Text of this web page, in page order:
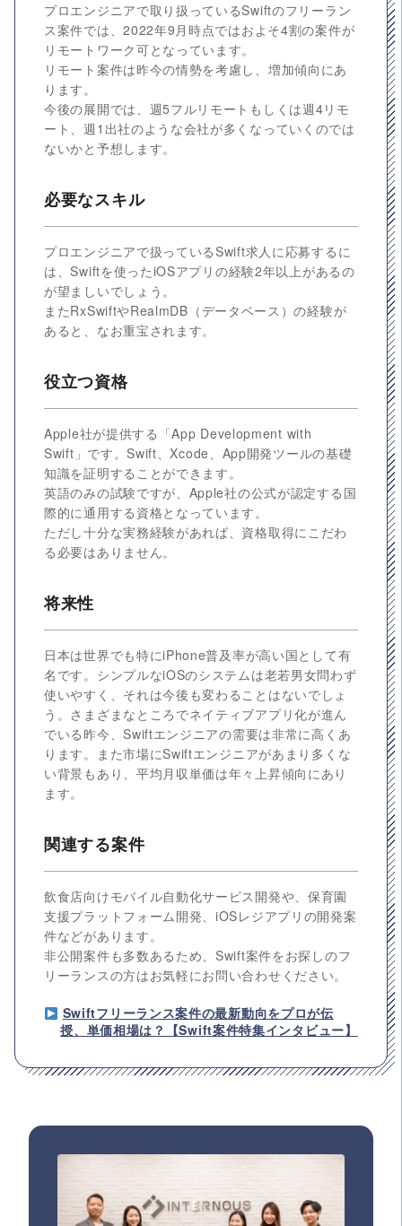
プロエンジニアで取り扱っているSwiftのフリーラン
ス案件では、2022年9月時点ではおよそ4割の案件が
リモートワーク可となっています。
リモート案件は昨今の情勢を考慮し、増加傾向にあ
ります。
今後の展開では、週5フルリモートもしくは週4リモ
ート、週1出社のような会社が多くなっていくのでは
ないかと予想します。
必要なスキル
プロエンジニアで扱っているSwift求人に応募するに
は、Swiftを使ったiOSアプリの経験2年以上があるの
が望ましいでしょう。
またRxSwiftやRealmDB（データベース）の経験が
あると、なお重宝されます。
役立つ資格
Apple社が提供する「App Development with
Swift」です。Swift、Xcode、App開発ツールの基礎
知識を証明することができます。
英語のみの試験ですが、Apple社の公式が認定する国
際的に通用する資格となっています。
ただし十分な実務経験があれば、資格取得にこだわ
る必要はありません。
将来性
日本は世界でも特にiPhone普及率が高い国として有
名です。シンプルなiOSのシステムは老若男女問わず
使いやすく、それは今後も変わることはないでしょ
う。さまざまなところでネイティブアプリ化が進ん
でいる昨今、Swiftエンジニアの需要は非常に高くあ
ります。また市場にSwiftエンジニアがあまり多くな
い背景もあり、平均月収単価は年々上昇傾向にあり
ます。
関連する案件
飲食店向けモバイル自動化サービス開発や、保育園
支援プラットフォーム開発、iOSレジアプリの開発案
件などがあります。
非公開案件も多数あるため、Swift案件をお探しのフ
リーランスの方はお気軽にお問い合わせください。
Swiftフリーランス案件の最新動向をプロが伝
授、単価相場は？【Swift案件特集インタビュー】